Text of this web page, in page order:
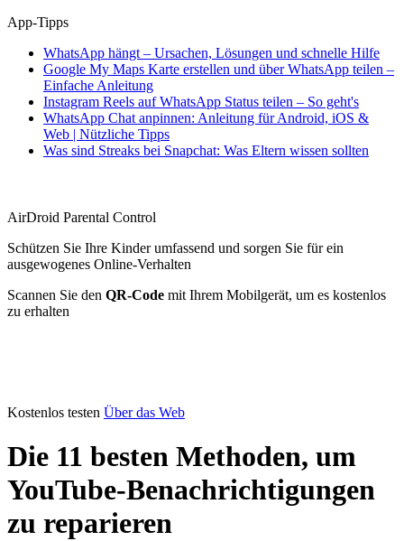
App-Tipps
WhatsApp hängt – Ursachen, Lösungen und schnelle Hilfe
Google My Maps Karte erstellen und über WhatsApp teilen –
Einfache Anleitung
Instagram Reels auf WhatsApp Status teilen – So geht's
WhatsApp Chat anpinnen: Anleitung für Android, iOS &
Web | Nützliche Tipps
Was sind Streaks bei Snapchat: Was Eltern wissen sollten
AirDroid Parental Control
Schützen Sie Ihre Kinder umfassend und sorgen Sie für ein
ausgewogenes Online-Verhalten
Scannen Sie den QR-Code mit Ihrem Mobilgerät, um es kostenlos
zu erhalten
Kostenlos testen Über das Web
Die 11 besten Methoden, um
YouTube-Benachrichtigungen
zu reparieren